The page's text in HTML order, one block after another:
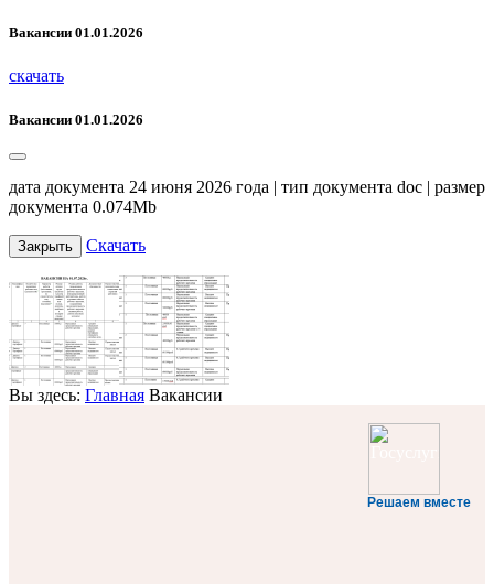
Вакансии 01.01.2026
скачать
Вакансии 01.01.2026
дата документа 24 июня 2026 года | тип документа doc | размер
документа 0.074Mb
Закрыть Скачать
Вы здесь: Главная Вакансии
Решаем вместе